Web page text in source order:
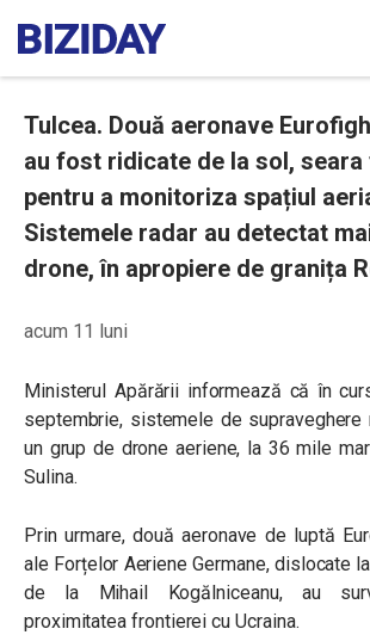
Tulcea. Două aeronave
au fost ridicate de la sol, seara
pentru a monitoriza spațiul
Sistemele radar au detectat
drone, în apropiere de granița
acum 11 luni
Ministerul Apărării informează că în
septembrie, sistemele de supraveghere
un grup de drone aeriene, la 36 mile
Sulina.
Prin urmare, două aeronave de luptă
ale Forțelor Aeriene Germane, dislocate
de la Mihail Kogălniceanu, au
proximitatea frontierei cu Ucraina.